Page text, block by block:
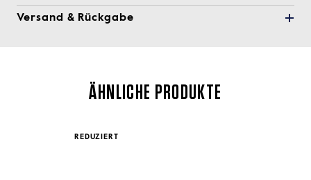
Versand & Rückgabe
ÄHNLICHE PRODUKTE
REDUZIERT